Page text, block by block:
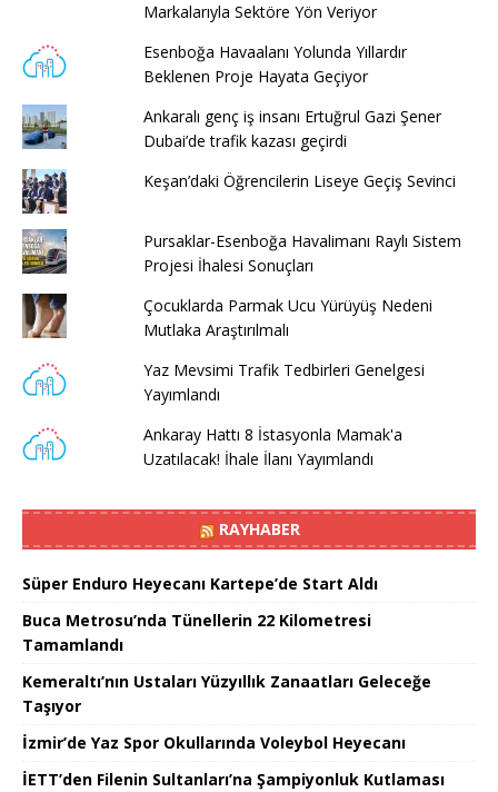
Markalarıyla Sektöre Yön Veriyor
Esenboğa Havaalanı Yolunda Yıllardır
Beklenen Proje Hayata Geçiyor
Ankaralı genç iş insanı Ertuğrul Gazi Şener
Dubai’de trafik kazası geçirdi
Keşan’daki Öğrencilerin Liseye Geçiş Sevinci
Pursaklar-Esenboğa Havalimanı Raylı Sistem
Projesi İhalesi Sonuçları
Çocuklarda Parmak Ucu Yürüyüş Nedeni
Mutlaka Araştırılmalı
Yaz Mevsimi Trafik Tedbirleri Genelgesi
Yayımlandı
Ankaray Hattı 8 İstasyonla Mamak'a
Uzatılacak! İhale İlanı Yayımlandı
RAYHABER
Süper Enduro Heyecanı Kartepe’de Start Aldı
Buca Metrosu’nda Tünellerin 22 Kilometresi
Tamamlandı
Kemeraltı’nın Ustaları Yüzyıllık Zanaatları Geleceğe
Taşıyor
İzmir’de Yaz Spor Okullarında Voleybol Heyecanı
İETT’den Filenin Sultanları’na Şampiyonluk Kutlaması